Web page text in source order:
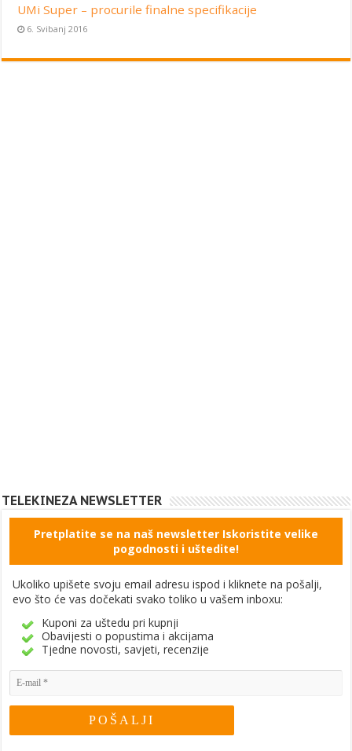
UMi Super – procurile finalne specifikacije
6. Svibanj 2016
TELEKINEZA NEWSLETTER
Pretplatite se na naš newsletter Iskoristite velike
pogodnosti i uštedite!
Ukoliko upišete svoju email adresu ispod i kliknete na pošalji,
evo što će vas dočekati svako toliko u vašem inboxu:
Kuponi za uštedu pri kupnji
Obavijesti o popustima i akcijama
Tjedne novosti, savjeti, recenzije